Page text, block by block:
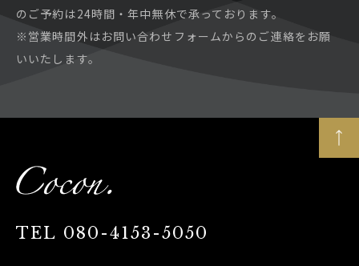
のご予約は24時間・年中無休で承っております。
※営業時間外はお問い合わせフォームからのご連絡をお願
いいたします。
TEL 080-4153-5050